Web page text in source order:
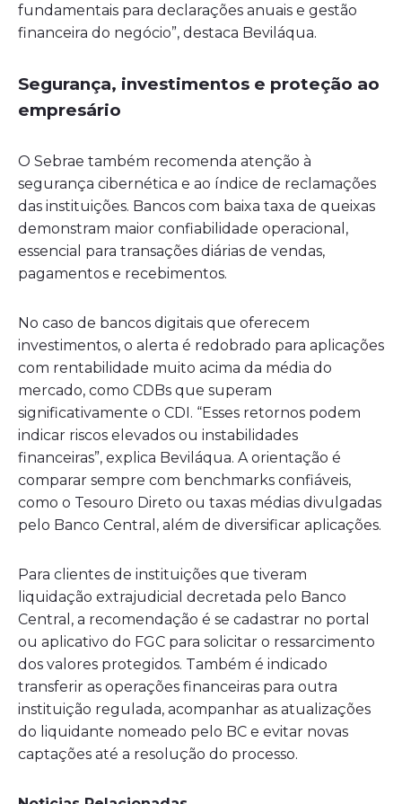
fundamentais para declarações anuais e gestão
financeira do negócio”, destaca Beviláqua.
Segurança, investimentos e proteção ao
empresário
O Sebrae também recomenda atenção à
segurança cibernética e ao índice de reclamações
das instituições. Bancos com baixa taxa de queixas
demonstram maior confiabilidade operacional,
essencial para transações diárias de vendas,
pagamentos e recebimentos.
No caso de bancos digitais que oferecem
investimentos, o alerta é redobrado para aplicações
com rentabilidade muito acima da média do
mercado, como CDBs que superam
significativamente o CDI. “Esses retornos podem
indicar riscos elevados ou instabilidades
financeiras”, explica Beviláqua. A orientação é
comparar sempre com benchmarks confiáveis,
como o Tesouro Direto ou taxas médias divulgadas
pelo Banco Central, além de diversificar aplicações.
Para clientes de instituições que tiveram
liquidação extrajudicial decretada pelo Banco
Central, a recomendação é se cadastrar no portal
ou aplicativo do FGC para solicitar o ressarcimento
dos valores protegidos. Também é indicado
transferir as operações financeiras para outra
instituição regulada, acompanhar as atualizações
do liquidante nomeado pelo BC e evitar novas
captações até a resolução do processo.